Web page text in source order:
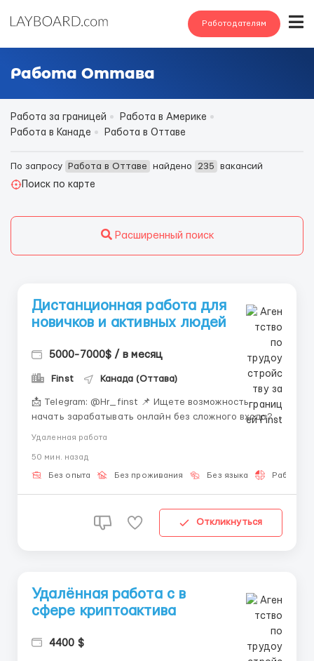
Работодателям
Работа Оттава
Работа за границей
Работа в Америке
Работа в Канаде
Работа в Оттаве
По запросу Работа в Оттаве найдено 235
вакансий
Поиск по карте
Расширенный поиск
Дистанционная работа для
новичков и активных людей
5000-7000$ / в месяц
Finst Канада (Оттава)
📩 Telegram: @Hr_finst 📌 Ищете возможность
начать зарабатывать онлайн без сложного входа?
Мы предлагаем современный формат удалённой
команде Наша компания развивается в digital-
направлении и активно расширяет дистанционный
Удаленная работа
50 мин. назад
Без опыта Без проживания Без языка Работа
Откликнуться
Удалённая работа с в
сфере криптоактива
4400 $